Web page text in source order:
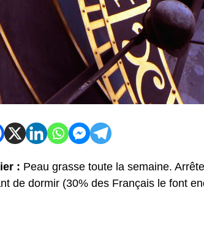
: Peau grasse toute la semaine.
de dormir (30% des Français le font